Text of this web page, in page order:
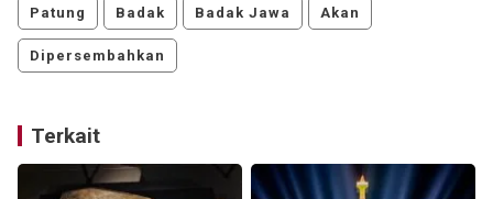
Patung Badak Badak Jawa Akan
Dipersembahkan
Terkait